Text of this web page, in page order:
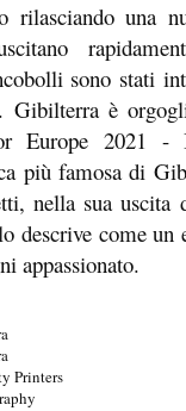
una
sono stati
è
2021 -
più famosa di
nella sua uscita
descrive come un
appassionato.
Printers